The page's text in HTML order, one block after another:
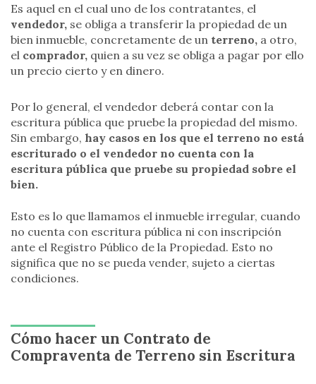
Es aquel en el cual uno de los contratantes, el
vendedor, se obliga a transferir la propiedad de un
bien inmueble, concretamente de un terreno, a otro,
el comprador, quien a su vez se obliga a pagar por ello
un precio cierto y en dinero.
Por lo general, el vendedor deberá contar con la
escritura pública que pruebe la propiedad del mismo.
Sin embargo, hay casos en los que el terreno no está
escriturado o el vendedor no cuenta con la
escritura pública que pruebe su propiedad sobre el
bien.
Esto es lo que llamamos el inmueble irregular, cuando
no cuenta con escritura pública ni con inscripción
ante el Registro Público de la Propiedad. Esto no
significa que no se pueda vender, sujeto a ciertas
condiciones.
Cómo hacer un Contrato de
Compraventa de Terreno sin Escritura